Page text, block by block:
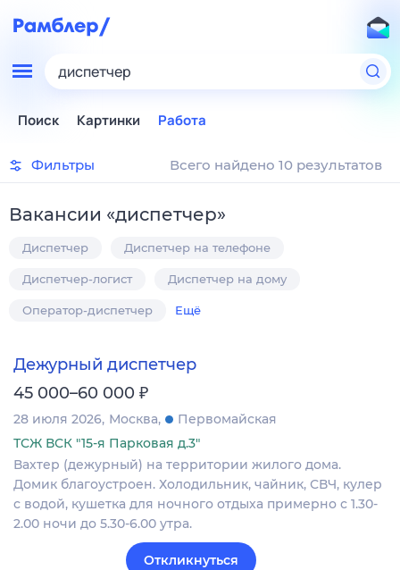
диспетчер
Поиск Картинки Работа
Фильтры Всего найдено 10 результатов
Вакансии «диспетчер»
Диспетчер Диспетчер на телефоне
Диспетчер-логист Диспетчер на дому
Оператор-диспетчер Ещё
Дежурный диспетчер
45 000–60 000 ₽
28 июля 2026 Москва
Первомайская
ТСЖ ВСК "15-я Парковая д.3"
Вахтер (дежурный) на территории жилого дома.
Домик благоустроен. Холодильник, чайник, СВЧ, кулер
с водой, кушетка для ночного отдыха примерно с 1.30-
2.00 ночи до 5.30-6.00 утра.
Откликнуться